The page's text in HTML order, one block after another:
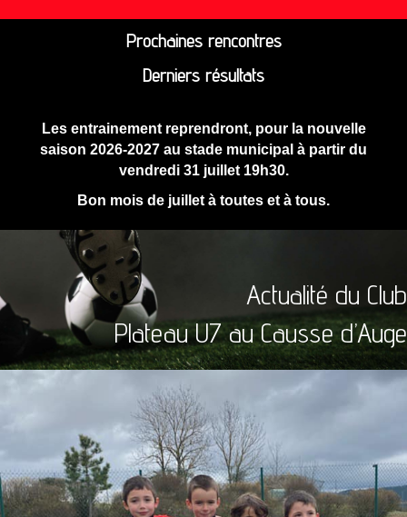
Prochaines rencontres
Derniers résultats
Les entrainement reprendront, pour la nouvelle
saison 2026-2027 au stade municipal à partir du
vendredi 31 juillet 19h30.
Bon mois de juillet à toutes et à tous.
Actualité du Club
Plateau U7 au Causse d’Auge